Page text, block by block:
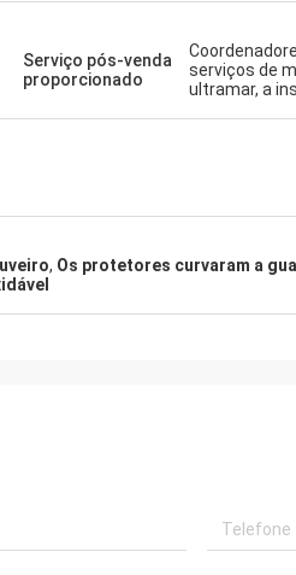
Serviço pós-venda
proporcionado
serviços de
ultramar, a
, Os protetores curvaram a